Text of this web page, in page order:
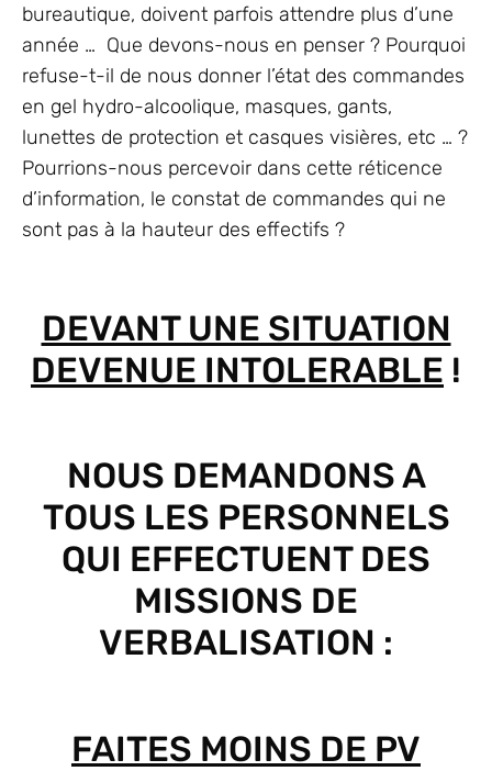
bureautique, doivent parfois attendre plus d’une
année … Que devons-nous en penser ? Pourquoi
refuse-t-il de nous donner l’état des commandes
en gel hydro-alcoolique, masques, gants,
lunettes de protection et casques visières, etc … ?
Pourrions-nous percevoir dans cette réticence
d’information, le constat de commandes qui ne
sont pas à la hauteur des effectifs ?
DEVANT UNE SITUATION
DEVENUE INTOLERABLE !
NOUS DEMANDONS A
TOUS LES PERSONNELS
QUI EFFECTUENT DES
MISSIONS DE
VERBALISATION :
FAITES MOINS DE PV